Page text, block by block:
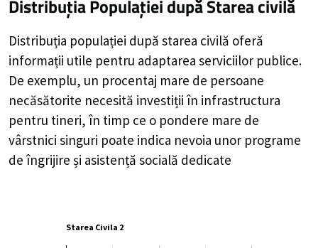
Distribuția Populațieidupă Starea civilă
Distribuția populației după starea civilă oferă
informații utile pentru adaptarea serviciilor publice.
De exemplu, un procentaj mare de persoane
necăsătorite necesită investiții în infrastructura
pentru tineri, în timp ce o pondere mare de
vârstnici singuri poate indica nevoia unor programe
de îngrijire și asistență socială dedicate
Starea Civila 2